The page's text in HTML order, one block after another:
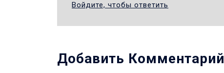
Войдите, чтобы ответить
Добавить Комментарий